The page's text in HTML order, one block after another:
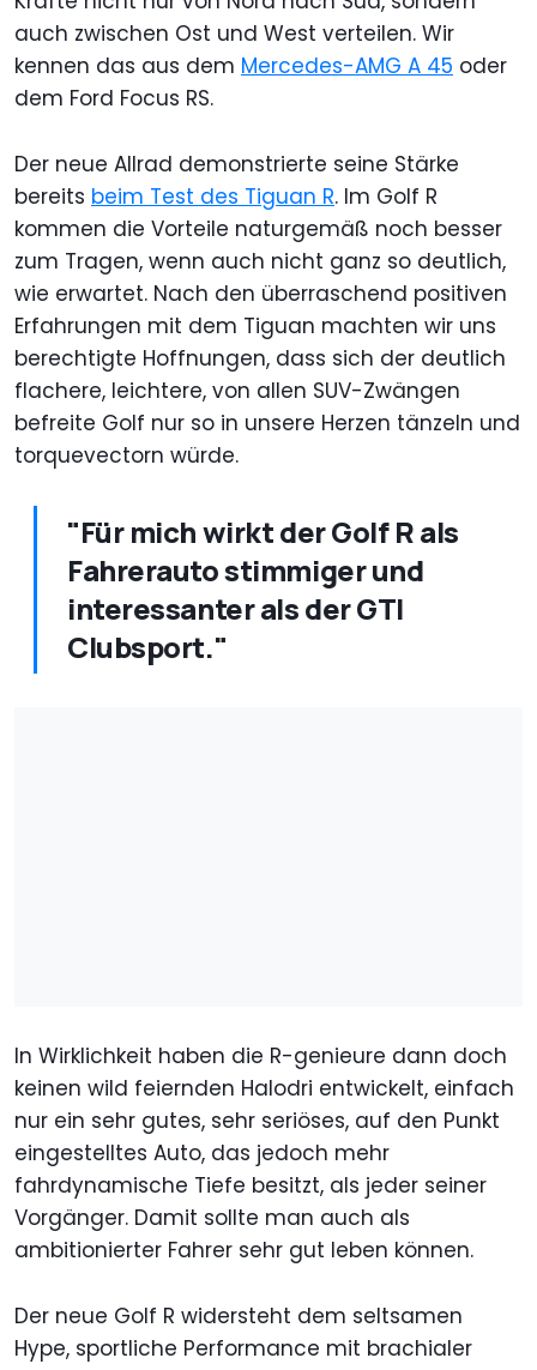
auch zwischen Ost und West verteilen. Wir
kennen das aus dem Mercedes-AMG A 45 oder
dem Ford Focus RS.
Der neue Allrad demonstrierte seine Stärke
bereits beim Test des Tiguan R. Im Golf R
kommen die Vorteile naturgemäß noch besser
zum Tragen, wenn auch nicht ganz so deutlich,
wie erwartet. Nach den überraschend positiven
Erfahrungen mit dem Tiguan machten wir uns
berechtigte Hoffnungen, dass sich der deutlich
flachere, leichtere, von allen SUV-Zwängen
befreite Golf nur so in unsere Herzen tänzeln und
torquevectorn würde.
"Für mich wirkt der Golf R als
Fahrerauto stimmiger und
interessanter als der GTI
Clubsport."
In Wirklichkeit haben die R-genieure dann doch
keinen wild feiernden Halodri entwickelt, einfach
nur ein sehr gutes, sehr seriöses, auf den Punkt
eingestelltes Auto, das jedoch mehr
fahrdynamische Tiefe besitzt, als jeder seiner
Vorgänger. Damit sollte man auch als
ambitionierter Fahrer sehr gut leben können.
Der neue Golf R widersteht dem seltsamen
Hype, sportliche Performance mit brachialer